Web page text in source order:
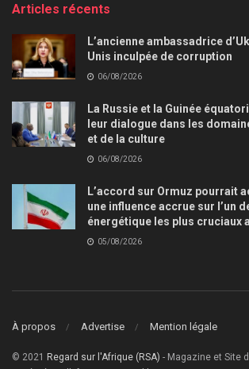
Articles récents
L’ancienne ambassadrice
Unis inculpée de corruption
06/08/2026
La Russie et la Guinée
leur dialogue dans les
et de la culture
06/08/2026
L’accord sur Ormuz pourrait
une influence accrue sur l’un
énergétique les plus cruciaux
05/08/2026
À propos Advertise Mention légale
© 2021 Regard sur l'Afrique (RSA) - Magazine et Site